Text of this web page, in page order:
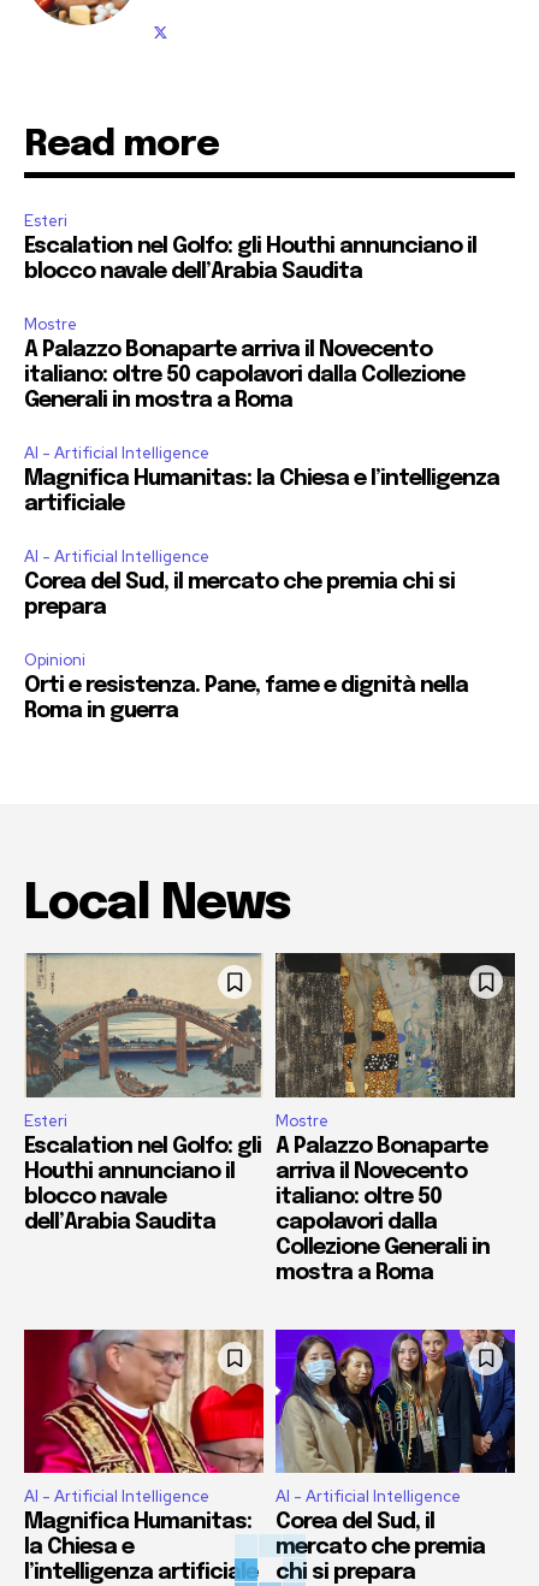
Read more
Esteri
Escalation nel Golfo: gli Houthi annunciano il
blocco navale dell’Arabia Saudita
Mostre
A Palazzo Bonaparte arriva il Novecento
italiano: oltre 50 capolavori dalla Collezione
Generali in mostra a Roma
AI - Artificial Intelligence
Magnifica Humanitas: la Chiesa e l’intelligenza
artificiale
AI - Artificial Intelligence
Corea del Sud, il mercato che premia chi si
prepara
Opinioni
Orti e resistenza. Pane, fame e dignità nella
Roma in guerra
Local News
Esteri
Escalation nel Golfo: gli
Houthi annunciano il
blocco navale
dell’Arabia Saudita
Mostre
A Palazzo Bonaparte
arriva il Novecento
italiano: oltre 50
capolavori dalla
Collezione Generali in
mostra a Roma
AI - Artificial Intelligence
Magnifica Humanitas:
la Chiesa e
l’intelligenza artificiale
AI - Artificial Intelligence
Corea del Sud, il
mercato che premia
chi si prepara